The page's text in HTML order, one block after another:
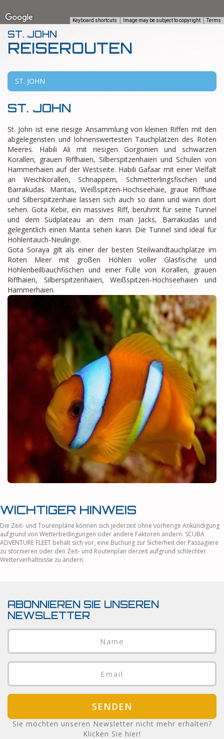
Keyboard shortcuts Image may be subject to copyright Terms
ST. JOHN
REISEROUTEN
ST. JOHN
ST. JOHN
St. John ist eine riesige Ansammlung von kleinen Riffen mit den
abgelegensten und lohnenswertesten Tauchplätzen des Roten
Meeres. Habili Ali mit riesigen Gorgonien und schwarzen
Korallen, grauen Riffhaien, Silberspitzenhaien und Schulen von
Hammerhaien auf der Westseite. Habili Gafaar mit einer Vielfalt
an Weichkorallen, Schnappern, Schmetterlingsfischen und
Barrakudas. Mantas, Weißspitzen-Hochseehaie, graue Riffhaie
und Silberspitzenhaie lassen sich auch so dann und wann dort
sehen. Gota Kebir, ein massives Riff, berühmt für seine Tunnel
und dem Südplateau an dem man Jacks, Barrakudas und
gelegentlich einen Manta sehen kann. Die Tunnel sind ideal für
Höhlentauch-Neulinge.
Gota Soraya gilt als einer der besten Steilwandtauchplätze im
Roten Meer mit großen Höhlen voller Glasfische und
Höhlenbeilbauchfischen und einer Fülle von Korallen, grauen
Riffhaien, Silberspitzenhaien, Weißspitzen-Hochseehaien und
Hammerhaien.
WICHTIGER HINWEIS
Die Zeit- und Tourenpläne können sich jederzeit ohne vorherige Ankündigung
aufgrund von Wetterbedingungen oder andere Faktoren ändern. SCUBA
ADVENTURE FLEET behält sich vor, eine Buchung zur Sicherheit der Passagiere
zu stornieren oder den Zeit- und Routenplan derzeit aufgrund schlechter
Wetterverhältnisse zu ändern.
ABONNIEREN SIE UNSEREN
NEWSLETTER
SENDEN
Sie möchten unseren Newsletter nicht mehr erhalten?
Klicken Sie hier!